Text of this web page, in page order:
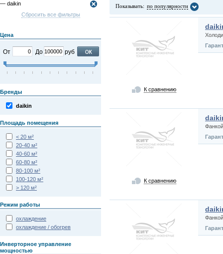
Показывать: по популярности
К сравнению
К сравнению
— daikin
Сбросить все фильтры
Цена
От До руб
Бренды
daikin
Площадь помещения
< 20 м²
20-40 м²
40-60 м²
60-80 м²
80-100 м²
100-120 м²
> 120 м²
Режим работы
охлаждение
охлаждение / обогрев
Инверторное управление
мощностью